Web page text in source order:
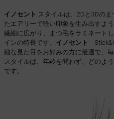
イノセント スタイルは、2Dと3Dの
たエアリーで軽い印象を生み出すよ
繊細に広がり、まつ毛をラミネート
インの特長です。 イノセント
細な見た目をお好みの方に最適で、
スタイルは、年齢を問わず、どのよ
です。